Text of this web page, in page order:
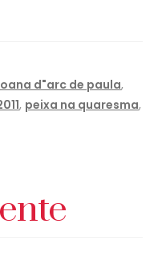
d"arc de paula,
, peixa na quaresma,